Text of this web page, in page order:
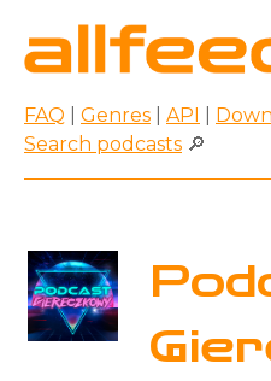
FAQ Genres API
Search podcasts 🔎